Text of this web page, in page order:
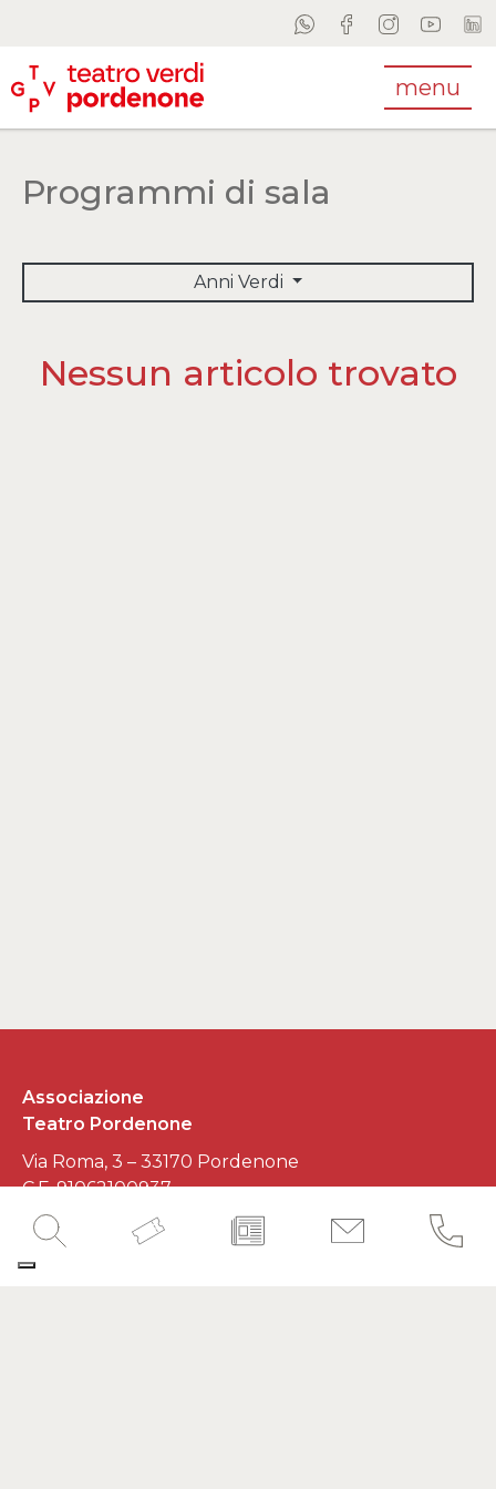
menu
Programmi di sala
Anni Verdi
Nessun articolo trovato
Associazione
Teatro Pordenone
Via Roma, 3 – 33170 Pordenone
C.F. 91062100937
P.IVA 01545620930
Developed by